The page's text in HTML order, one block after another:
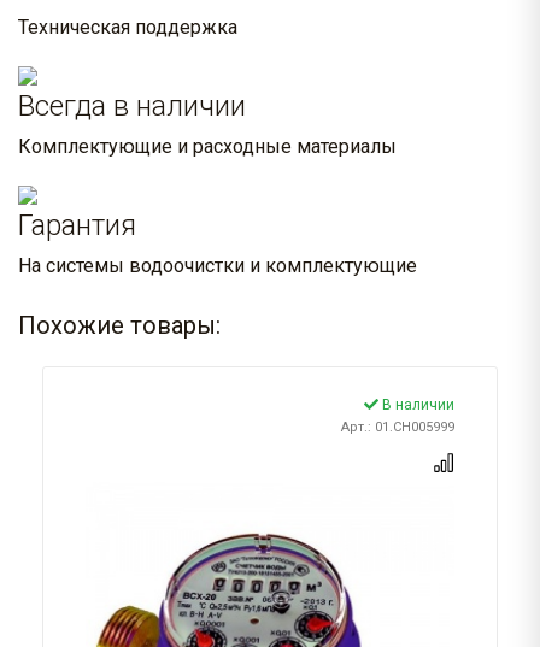
Техническая поддержка
Всегда в наличии
Комплектующие и расходные материалы
Гарантия
На системы водоочистки и комплектующие
Похожие товары:
В наличии
Арт.: 01.CH005999